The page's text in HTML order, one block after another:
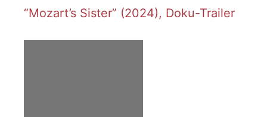
“Mozart’s Sister” (2024), Doku-Trailer